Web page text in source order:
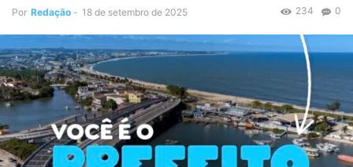
Por Redação - 18 de setembro de 2025 0
234